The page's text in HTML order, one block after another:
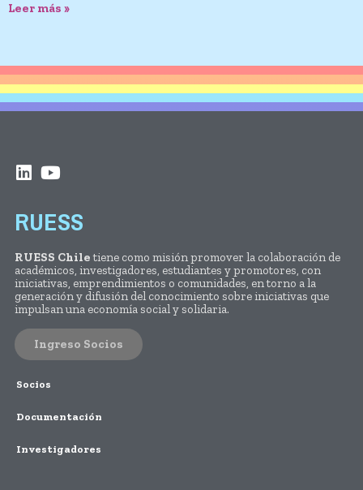
Leer más »
RUESS
RUESS Chiletiene como misión promover la colaboración de
académicos, investigadores, estudiantes y promotores, con
iniciativas, emprendimientos o comunidades, en torno a la
generación y difusión del conocimiento sobre iniciativas que
impulsan una economía social y solidaria.
Ingreso Socios
Socios
Documentación
Investigadores